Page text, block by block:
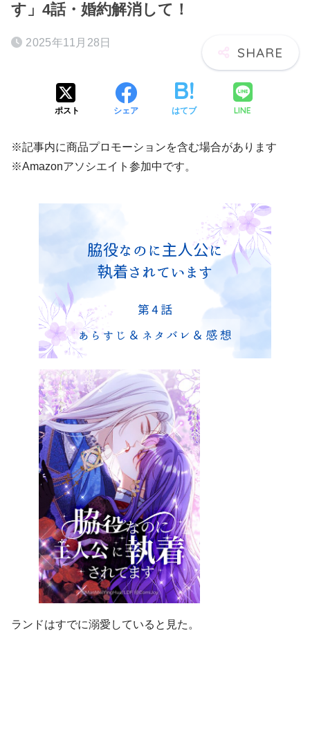
す」4話・婚約解消して！
2025年11月28日
ポスト シェア はてブ LINE
※記事内に商品プロモーションを含む場合があります
※Amazonアソシエイト参加中です。
ランドはすでに溺愛していると見た。